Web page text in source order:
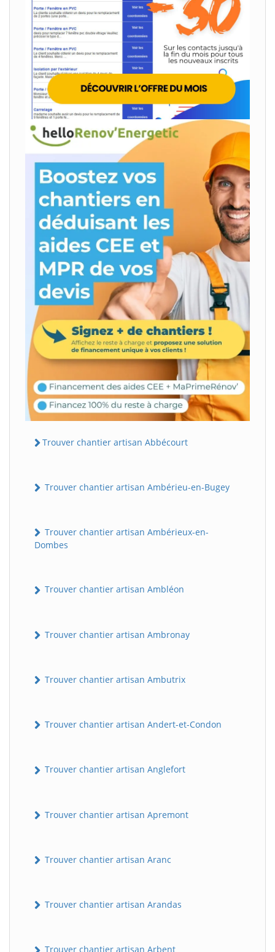
Trouver chantier artisan Abbécourt
Trouver chantier artisan Ambérieu-en-Bugey
Trouver chantier artisan Ambérieux-en-
Dombes
Trouver chantier artisan Ambléon
Trouver chantier artisan Ambronay
Trouver chantier artisan Ambutrix
Trouver chantier artisan Andert-et-Condon
Trouver chantier artisan Anglefort
Trouver chantier artisan Apremont
Trouver chantier artisan Aranc
Trouver chantier artisan Arandas
Trouver chantier artisan Arbent